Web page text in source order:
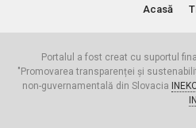
Acasă
Portalul a fost creat cu suportul
"Promovarea transparenței și
non-guvernamentală din Slovacia